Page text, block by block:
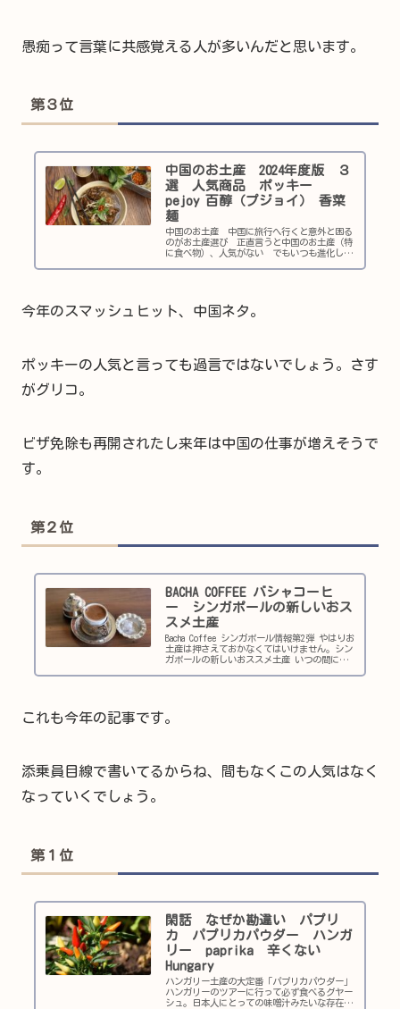
愚痴って言葉に共感覚える人が多いんだと思います。
第３位
中国のお土産 2024年度版 ３
選 人気商品 ポッキー
pejoy 百醇（プジョイ） 香菜
麺
中国のお土産 中国に旅行へ行くと意外と困る
のがお土産選び 正直言うと中国のお土産（特
に食べ物）、人気がない でもいつも進化して
難だし ...
今年のスマッシュヒット、中国ネタ。
ポッキーの人気と言っても過言ではないでしょう。さす
がグリコ。
ビザ免除も再開されたし来年は中国の仕事が増えそうで
す。
第２位
BACHA COFFEE バシャコーヒ
ー シンガポールの新しいおス
スメ土産
Bacha Coffee シンガポール情報第2弾 やはりお
土産は押さえておかなくてはいけません。シン
ガポールの新しいおススメ土産 いつの間にこ
これも今年の記事です。
添乗員目線で書いてるからね、間もなくこの人気はなく
なっていくでしょう。
第１位
閑話 なぜか勘違い パプリ
カ パプリカパウダー ハンガ
リー paprika 辛くない
Hungary
ハンガリー土産の大定番「パプリカパウダー」
ハンガリーのツアーに行って必ず食べるグヤー
シュ。日本人にとっての味噌汁みたいな存在の